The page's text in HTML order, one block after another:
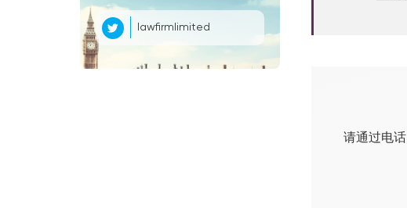
lawfirmlimited
请通过电话